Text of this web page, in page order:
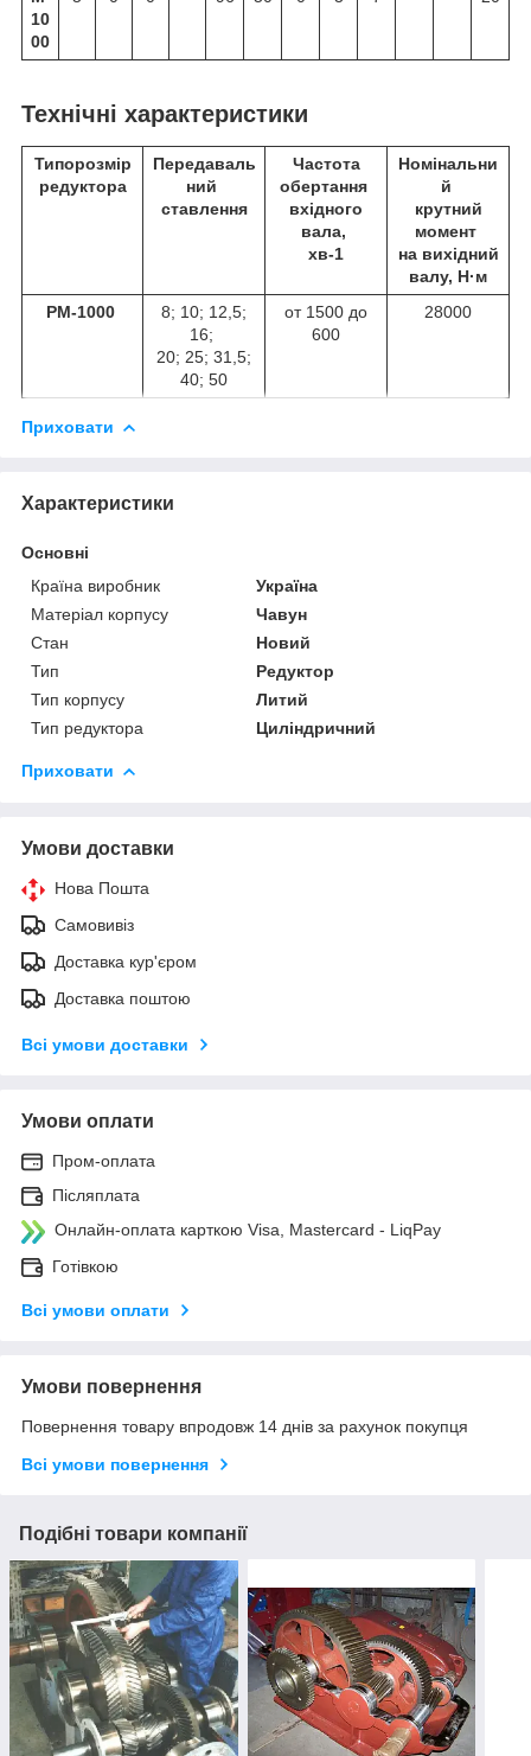
10
00
Технічні характеристики
Типорозмір
редуктора
Передаваль
ний
ставлення
Частота
обертання
вхідного
вала,
хв-1
Номінальни
й
крутний
момент
на вихідний
валу, Н·м
РМ-1000
8; 10; 12,5;
16;
20; 25; 31,5;
40; 50
от 1500 до
600
28000
Приховати
Характеристики
Основні
Країна виробник
Україна
Матеріал корпусу
Чавун
Стан
Новий
Тип
Редуктор
Тип корпусу
Литий
Тип редуктора
Циліндричний
Приховати
Умови доставки
Нова Пошта
Самовивіз
Доставка кур'єром
Доставка поштою
Всі умови доставки
Умови оплати
Пром-оплата
Післяплата
Онлайн-оплата карткою Visa, Mastercard - LiqPay
Готівкою
Всі умови оплати
Умови повернення
Повернення товару впродовж 14 днів за рахунок покупця
Всі умови повернення
Подібні товари компанії